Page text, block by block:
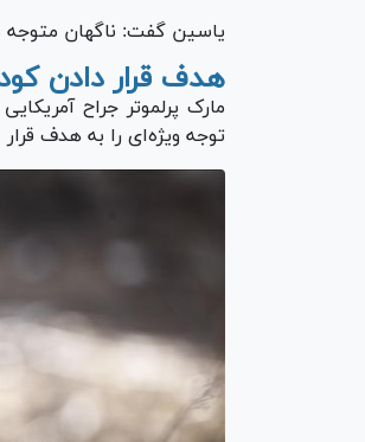
یاسین گفت: ناگهان
هدف قرار دادن
مارک پرلموتر جراح
توجه ویژه‌ای را به هدف